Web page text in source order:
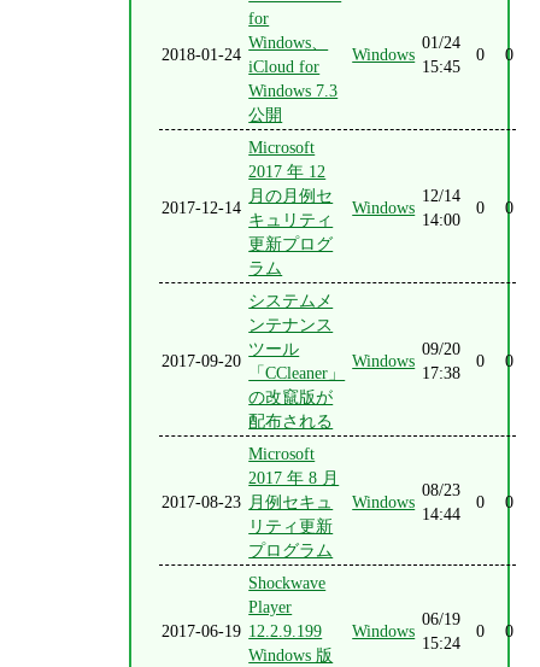
2018-01-24
for
Windows、
iCloud for
Windows 7.3
公開
Windows
01/24
15:45
0 0
2017-12-14
Microsoft
2017 年 12
月の月例セ
キュリティ
更新プログ
ラム
Windows
12/14
14:00
0 0
2017-09-20
システムメ
ンテナンス
ツール
「CCleaner」
の改竄版が
配布される
Windows
09/20
17:38
0 0
2017-08-23
Microsoft
2017 年 8 月
月例セキュ
リティ更新
プログラム
Windows
08/23
14:44
0 0
2017-06-19
Shockwave
Player
12.2.9.199
Windows 版
Windows
06/19
15:24
0 0